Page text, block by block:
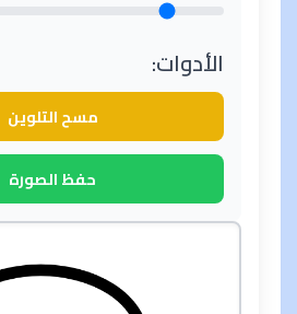
الأدوات:
مسح التلوين
حفظ الصورة